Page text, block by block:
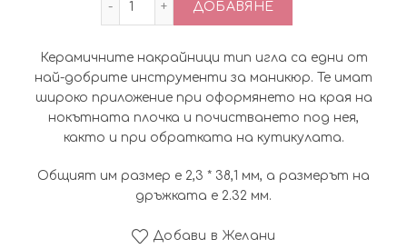
5.62€
(11.00
(6.90
ДОБАВЯНЕ
Керамичните накрайници тип игла са едни от
най-добрите инструменти за маникюр. Те имат
широко приложение при оформянето на края на
нокътната плочка и почистването под нея,
както и при обратката на кутикулата.
Общият им размер е 2,3 * 38,1 мм, а размерът на
дръжката е 2.32 мм.
Добави в Желани